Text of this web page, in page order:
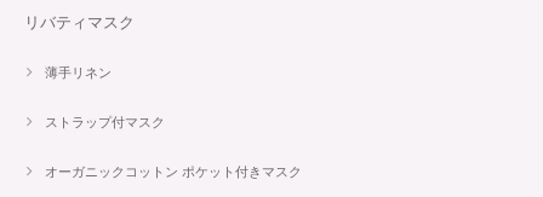
リバティマスク
薄手リネン
ストラップ付マスク
オーガニックコットン ポケット付きマスク